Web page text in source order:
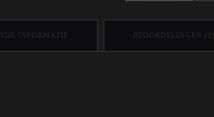
INFORMATIE BEOORDELINGEN (0)